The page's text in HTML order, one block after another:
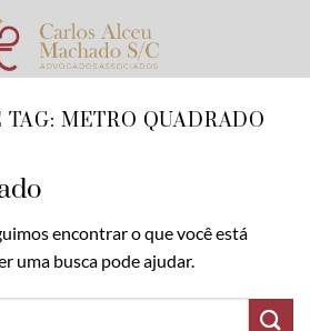
TAG: METRO QUADRADO
encontrar o que você está
uma busca pode ajudar.